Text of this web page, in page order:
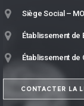
Siège Social –
Établissement de
Établissement de
CONTACTER LA